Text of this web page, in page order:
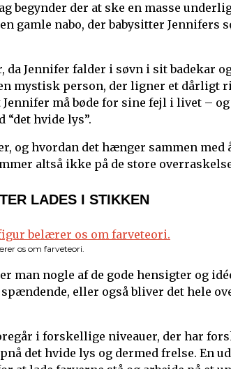
begynder der at ske en masse
gamle nabo, der babysitter Jennifers
da Jennifer falder i søvn i sit badekar
mystisk person, der ligner et dårligt
må bøde for sine fejl i livet –
“det hvide lys”.
og hvordan det hænger sammen
altså ikke på de store
LADES I STIKKEN
os om farveteori.
man nogle af de gode hensigter og
eller også bliver det hele
i forskellige niveauer, der har
det hvide lys og dermed frelse. En